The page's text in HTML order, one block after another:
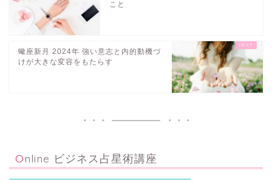
こと
蠍座新月 2024年 強い意志と内的動機づ
けが大きな変容をもたらす
Online ビジネス占星術講座